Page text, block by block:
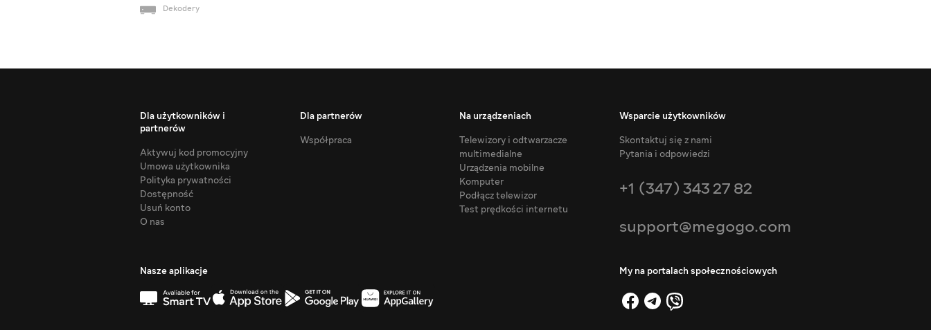
Dekodery
Dla użytkowników i
partnerów
Aktywuj kod promocyjny
Umowa użytkownika
Polityka prywatności
Dostępność
Usuń konto
O nas
Dla partnerów
Współpraca
Na urządzeniach
Telewizory i odtwarzacze
multimedialne
Urządzenia mobilne
Komputer
Podłącz telewizor
Test prędkości internetu
Wsparcie użytkowników
Skontaktuj się z nami
Pytania i odpowiedzi
+1 (347) 343 27 82
support@megogo.com
Nasze aplikacje My na portalach społecznościowych